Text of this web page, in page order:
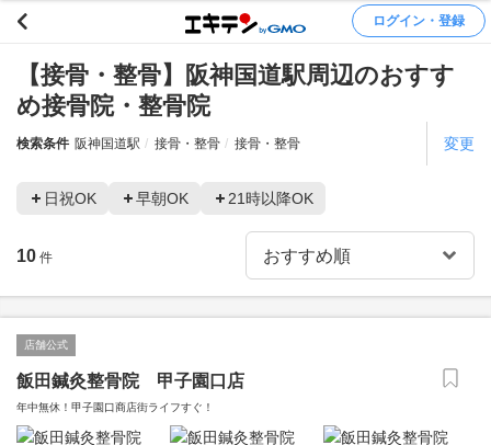
ログイン・登録
【接骨・整骨】阪神国道駅周辺のおすす
め接骨院・整骨院
検索条件 阪神国道駅 接骨・整骨 接骨・整骨 変更
日祝OK 早朝OK 21時以降OK
10 件
店舗公式
飯田鍼灸整骨院 甲子園口店
年中無休！甲子園口商店街ライフすぐ！